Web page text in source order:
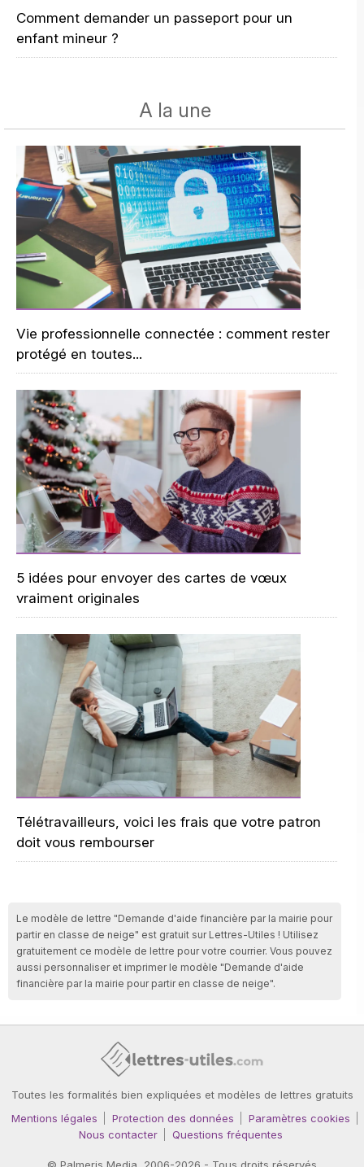
Comment demander un passeport pour un
enfant mineur ?
A la une
Vie professionnelle connectée : comment rester
protégé en toutes...
5 idées pour envoyer des cartes de vœux
vraiment originales
Télétravailleurs, voici les frais que votre patron
doit vous rembourser
Le modèle de lettre "Demande d'aide financière par la mairie pour
partir en classe de neige" est gratuit sur Lettres-Utiles ! Utilisez
gratuitement ce modèle de lettre pour votre courrier. Vous pouvez
aussi personnaliser et imprimer le modèle "Demande d'aide
financière par la mairie pour partir en classe de neige".
Toutes les formalités bien expliquées et modèles de lettres gratuits
Mentions légales
Protection des données
Paramètres cookies
Nous contacter
Questions fréquentes